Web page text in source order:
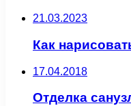
21.03.2023
Как
17.04.2018
Отделка